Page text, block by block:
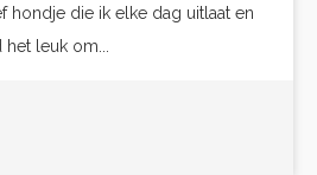
hondje die ik elke dag uitlaat en
leuk om...